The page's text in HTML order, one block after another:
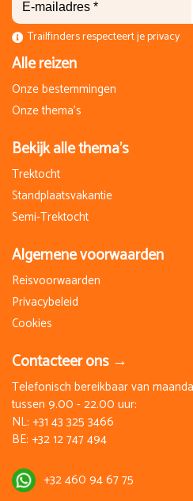
Trailfinders respecteert je privacy
Alle reizen
Onze bestemmingen
Onze thema's
Bekijk alle thema's
Trektocht
Standplaatsvakantie
Semi-Trektocht
Algemene voorwaarden
Reisvoorwaarden
Privacybeleid
Cookies
Contacteer ons →
Telefonisch bereikbaar van
tussen 9.00 - 22.00 uur:
NL: +31 43 325 3466
BE: +32 12 747 494
+32 460 94 67 75